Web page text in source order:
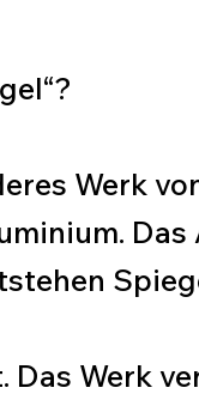
Werk
Das Werk